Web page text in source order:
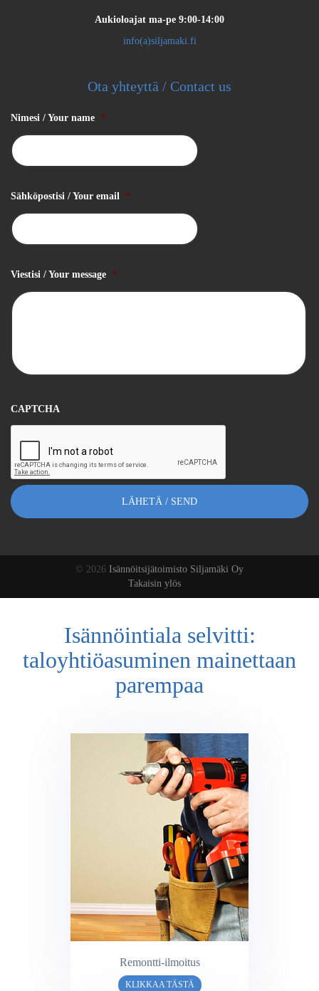
Aukioloajat ma-pe 9:00-14:00
info(a)siljamaki.fi
Ota yhteyttä / Contact us
Nimesi / Your name *
Sähköpostisi / Your email *
Viestisi / Your message *
CAPTCHA
© 2026 Isännöitsijätoimisto Siljamäki Oy
Takaisin ylös
Isännöintiala selvitti:
taloyhtiöasuminen mainettaan
parempaa
Remontti-ilmoitus
KLIKKAA TÄSTÄ